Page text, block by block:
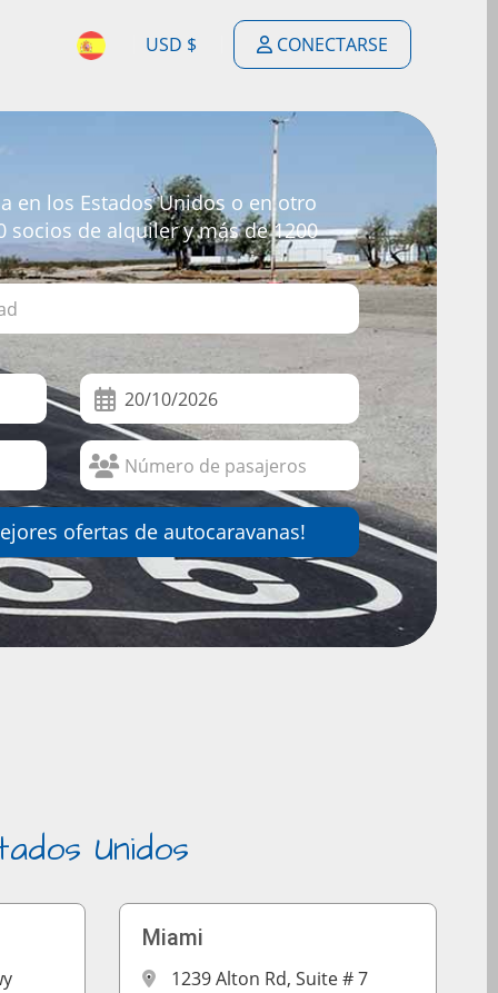
ENGLISH
DEUTSCH
FRANÇAIS
NEDERLANDSE
ITALIANO
USD $
$
€
F
CONECTARSE
en los Estados Unidos o en otro
socios de alquiler y más de 1200
ofertas de autocaravanas!
Unidos
Miami
1239 Alton Rd, Suite # 7